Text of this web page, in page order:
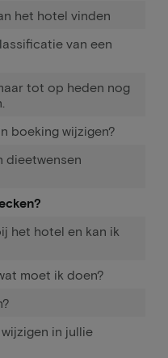
het hotel vinden
van een
tot op heden nog
boeking wijzigen?
dieetwensen
het hotel en kan ik
moet ik doen?
in jullie